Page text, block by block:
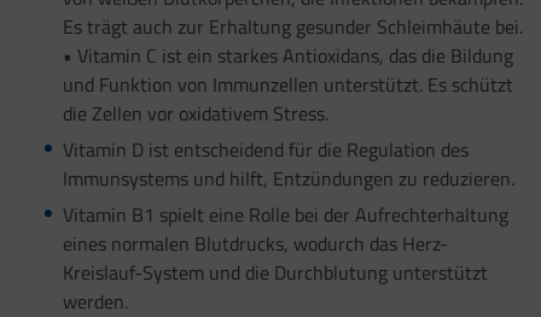
Es trägt auch zur Erhaltung gesunder Schleimhäute bei.
• Vitamin C ist ein starkes Antioxidans, das die Bildung
und Funktion von Immunzellen unterstützt. Es schützt
die Zellen vor oxidativem Stress.
Vitamin D ist entscheidend für die Regulation des
Immunsystems und hilft, Entzündungen zu reduzieren.
Vitamin B1 spielt eine Rolle bei der Aufrechterhaltung
eines normalen Blutdrucks, wodurch das Herz-
Kreislauf-System und die Durchblutung unterstützt
werden.